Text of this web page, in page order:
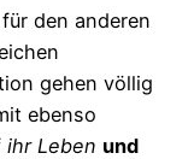
den anderen
gehen völlig
ebenso
ihr Leben und